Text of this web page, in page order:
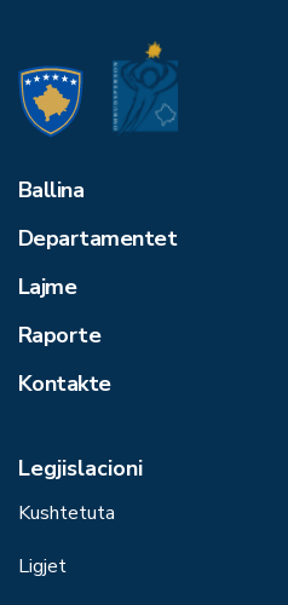
Ballina
Departamentet
Lajme
Raporte
Kontakte
Legjislacioni
Kushtetuta
Ligjet